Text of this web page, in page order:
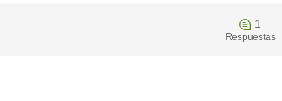
1
Respuestas